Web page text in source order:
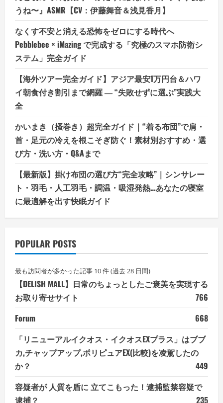
うね〜』ASMR【CV：伊藤舞音＆浅見香月】
なくす不安と消える恐怖をゼロにする時代へ
Pebblebee × iMazing で完成する「究極のスマホ防衛シ
ステム」完全ガイド
【海外ツアー完全ガイド】アジア最安1万円台＆ハワ
イ朝食付き割引まで網羅 ― “失敗せずに選ぶ”実践大
全
かいまき（掻巻き）超完全ガイド｜“着る布団”で肩・
首・足元の冷えを根こそぎ防ぐ！素材別おすすめ・選
び方・洗い方・Q&Aまで
【最新版】掛け布団の選び方“完全攻略”｜シンサレー
ト・羽毛・人工羽毛・調温・吸湿発熱…あなたの寝室
に最適解を出す快眠ガイド
POPULAR POSTS
最も訪問者が多かった記事 10 件 (過去 28 日間)
【DELISH MALL】日常のちょっとしたご褒美を実現する
お取り寄せサイト
766
Forum
668
「リニューアルイクオス・イクオスEXプラス」はブブ
カ,チャップアップ,ポリピュアEX(比較)を凌駕したの
か？
449
容疑者が 人質を盾に 立てこもった！逮捕監禁容疑で
逮捕？
235